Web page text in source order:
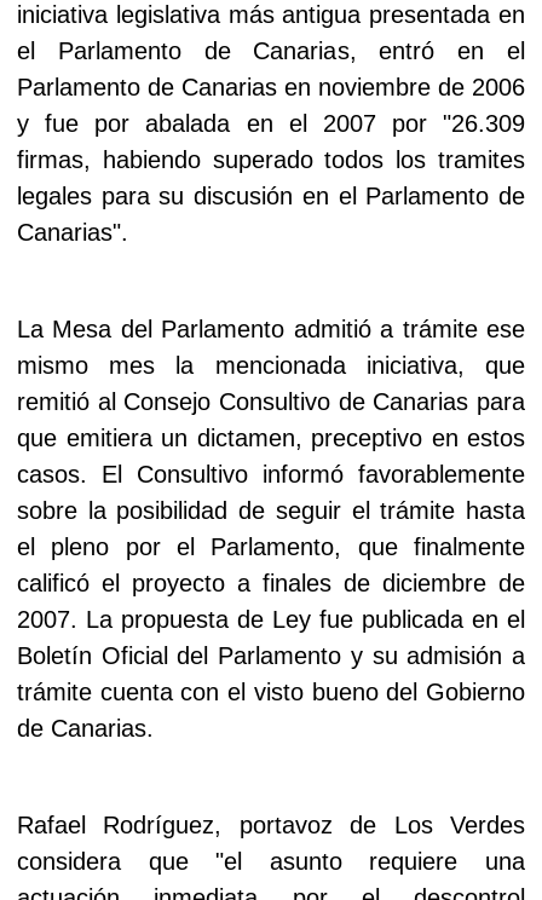
iniciativa legislativa más antigua presentada en
el Parlamento de Canarias, entró en el
Parlamento de Canarias en noviembre de 2006
y fue por abalada en el 2007 por "26.309
firmas, habiendo superado todos los tramites
legales para su discusión en el Parlamento de
Canarias".
La Mesa del Parlamento admitió a trámite ese
mismo mes la mencionada iniciativa, que
remitió al Consejo Consultivo de Canarias para
que emitiera un dictamen, preceptivo en estos
casos. El Consultivo informó favorablemente
sobre la posibilidad de seguir el trámite hasta
el pleno por el Parlamento, que finalmente
calificó el proyecto a finales de diciembre de
2007. La propuesta de Ley fue publicada en el
Boletín Oficial del Parlamento y su admisión a
trámite cuenta con el visto bueno del Gobierno
de Canarias.
Rafael Rodríguez, portavoz de Los Verdes
considera que "el asunto requiere una